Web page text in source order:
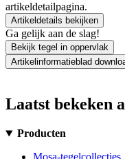
artikeldetailpagina.
Artikeldetails bekijken
Ga gelijk aan de slag!
Bekijk tegel in oppervlak
Artikelinformatieblad
Laatst bekeken
Producten